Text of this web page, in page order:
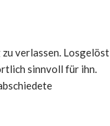
zu verlassen. Losgelöst
sinnvoll für ihn.